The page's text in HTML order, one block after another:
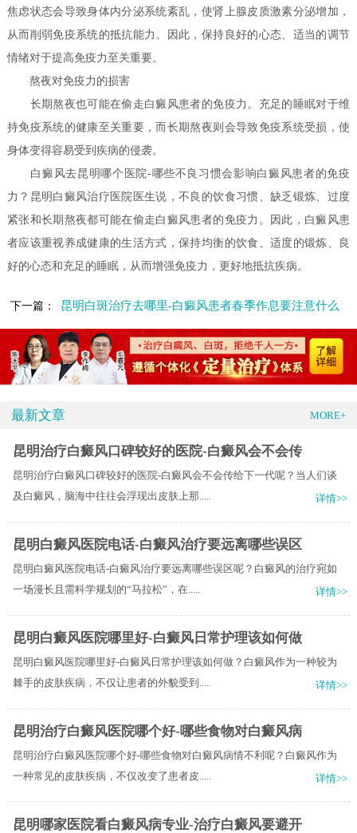
焦虑状态会导致身体内分泌系统紊乱，使肾上腺皮质激素分泌增加，
从而削弱免疫系统的抵抗能力。因此，保持良好的心态、适当的调节
情绪对于提高免疫力至关重要。
熬夜对免疫力的损害
长期熬夜也可能在偷走白癜风患者的免疫力。充足的睡眠对于维
持免疫系统的健康至关重要，而长期熬夜则会导致免疫系统受损，使
身体变得容易受到疾病的侵袭。
白癜风去昆明哪个医院-哪些不良习惯会影响白癜风患者的免疫
力？昆明白癜风治疗医院医生说，不良的饮食习惯、缺乏锻炼、过度
紧张和长期熬夜都可能在偷走白癜风患者的免疫力。因此，白癜风患
者应该重视养成健康的生活方式，保持均衡的饮食、适度的锻炼、良
好的心态和充足的睡眠，从而增强免疫力，更好地抵抗疾病。
下一篇： 昆明白斑治疗去哪里-白癜风患者春季作息要注意什么
最新文章 MORE+
昆明治疗白癜风口碑较好的医院-白癜风会不会传
昆明治疗白癜风口碑较好的医院-白癜风会不会传给下一代呢？当人们谈
及白癜风，脑海中往往会浮现出皮肤上那.....
详情>>
昆明白癜风医院电话-白癜风治疗要远离哪些误区
昆明白癜风医院电话-白癜风治疗要远离哪些误区呢？白癜风的治疗宛如
一场漫长且需科学规划的“马拉松”，在.....
详情>>
昆明白癜风医院哪里好-白癜风日常护理该如何做
昆明白癜风医院哪里好-白癜风日常护理该如何做？白癜风作为一种较为
棘手的皮肤疾病，不仅让患者的外貌受到.....
详情>>
昆明治疗白癜风医院哪个好-哪些食物对白癜风病
昆明治疗白癜风医院哪个好-哪些食物对白癜风病情不利呢？白癜风作为
一种常见的皮肤疾病，不仅改变了患者皮.....
详情>>
昆明哪家医院看白癜风病专业-治疗白癜风要避开